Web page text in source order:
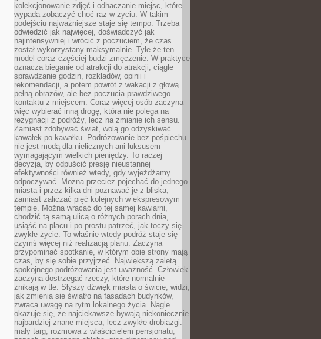
kolekcjonowanie zdjęć i odhaczanie miejsc, które
wypada zobaczyć choć raz w życiu. W takim
podejściu najważniejsze staje się tempo. Trzeba
odwiedzić jak najwięcej, doświadczyć jak
najintensywniej i wrócić z poczuciem, że czas
został wykorzystany maksymalnie. Tyle że ten
model coraz częściej budzi zmęczenie. W praktyce
oznacza bieganie od atrakcji do atrakcji, ciągłe
sprawdzanie godzin, rozkładów, opinii i
rekomendacji, a potem powrót z wakacji z głową
pełną obrazów, ale bez poczucia prawdziwego
kontaktu z miejscem. Coraz więcej osób zaczyna
więc wybierać inną drogę, która nie polega na
rezygnacji z podróży, lecz na zmianie ich sensu.
Zamiast zdobywać świat, wolą go odzyskiwać
kawałek po kawałku. Podróżowanie bez pośpiechu
nie jest modą dla nielicznych ani luksusem
wymagającym wielkich pieniędzy. To raczej
decyzja, by odpuścić presję nieustannej
efektywności również wtedy, gdy wyjeżdżamy
odpoczywać. Można przecież pojechać do jednego
miasta i przez kilka dni poznawać je z bliska,
zamiast zaliczać pięć kolejnych w ekspresowym
tempie. Można wracać do tej samej kawiarni,
chodzić tą samą ulicą o różnych porach dnia,
usiąść na placu i po prostu patrzeć, jak toczy się
zwykłe życie. To właśnie wtedy podróż staje się
czymś więcej niż realizacją planu. Zaczyna
przypominać spotkanie, w którym obie strony mają
czas, by się sobie przyjrzeć. Największą zaletą
spokojnego podróżowania jest uważność. Człowiek
zaczyna dostrzegać rzeczy, które normalnie
znikają w tle. Słyszy dźwięk miasta o świcie, widzi,
jak zmienia się światło na fasadach budynków,
zwraca uwagę na rytm lokalnego życia. Nagle
okazuje się, że najciekawsze bywają niekoniecznie
najbardziej znane miejsca, lecz zwykłe drobiazgi:
mały targ, rozmowa z właścicielem pensjonatu,